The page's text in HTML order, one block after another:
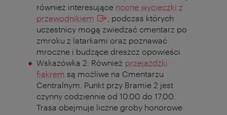
również interesujące nocne wycieczki z
przewodnikiem
, podczas których
uczestnicy mogą zwiedzać cmentarz po
zmroku z latarkami oraz poznawać
mroczne i budzące dreszcz opowieści.
Wskazówka 2: Również przejażdżki
fiakrem są możliwe na Cmentarzu
Centralnym. Punkt przy Bramie 2 jest
czynny codziennie od 10.00 do 17.00.
Trasa obejmuje liczne groby honorowe